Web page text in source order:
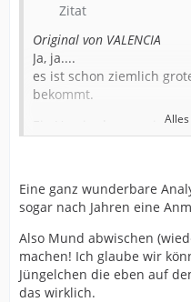
Zitat
Original von VALENCIA
Ja, ja....
es ist schon ziemlich
bekommt.
Ein Verein der vor ein
Allen war klar, das
Ergo:
die sogenannten
verschenkt oder verletzt
Ziege----schaffts nicht
Verfügung hat.
Vorwurf: Zu unerfahren,
Eine ganz wunderbare
sogar nach Jahren eine
Also Mund abwischen
machen! Ich glaube wir
Jüngelchen die eben auf
das wirklich.